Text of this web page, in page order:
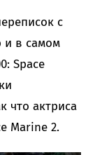
с
и в самом
Space
что актриса
Marine 2.